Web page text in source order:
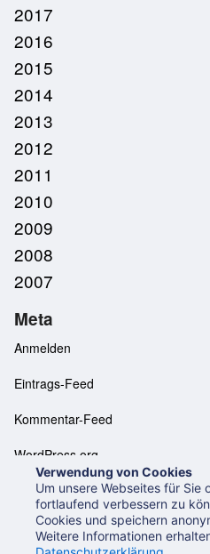
2017
2016
2015
2014
2013
2012
2011
2010
2009
2008
2007
Meta
Anmelden
Eintrags-Feed
Kommentar-Feed
WordPress.org
Neues aus der UB Mannheim
Verwendung von Cookies
Um unsere Webseites für Sie
fortlaufend verbessern zu
Cookies und speichern
Weitere Informationen